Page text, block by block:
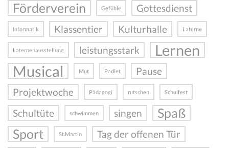
Förderverein Gefühle Gottesdienst
Informatik Klassentier Kulturhalle Laterne
Laternenausstellung leistungsstark
Lernen
Musical
Mut Padlet
Pause
Projektwoche
Pädagogi rutschen Schulfest
Schultüte schwimmen singen
Spaß
Sport
St.Martin Tag der offenen Tür